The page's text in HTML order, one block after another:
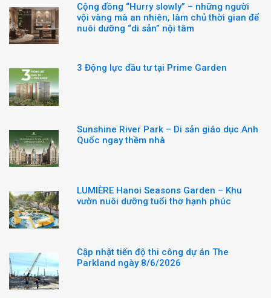
Cộng đồng “Hurry slowly” – những người
vội vàng mà an nhiên, làm chủ thời gian để
nuôi dưỡng “di sản” nội tâm
3 Động lực đầu tư tại Prime Garden
Sunshine River Park – Di sản giáo dục Anh
Quốc ngay thềm nhà
LUMIÈRE Hanoi Seasons Garden – Khu
vườn nuôi dưỡng tuổi thơ hạnh phúc
Cập nhật tiến độ thi công dự án The
Parkland ngày 8/6/2026